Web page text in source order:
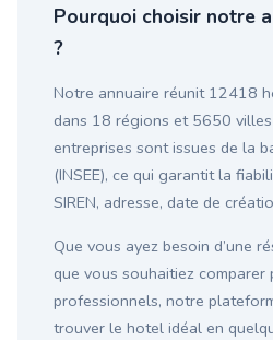
Pourquoi choisir notre
?
Notre annuaire réunit 12418
dans 18 régions et 5650
entreprises sont issues de la
(INSEE), ce qui garantit la
SIREN, adresse, date de
Que vous ayez besoin d’une
que vous souhaitiez comparer
professionnels, notre
trouver le hotel idéal en